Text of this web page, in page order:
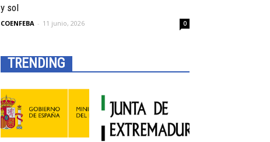
y sol
COENFEBA - 11 junio, 2026 0
TRENDING